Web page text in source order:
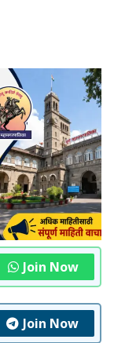
Join Now
Join Now